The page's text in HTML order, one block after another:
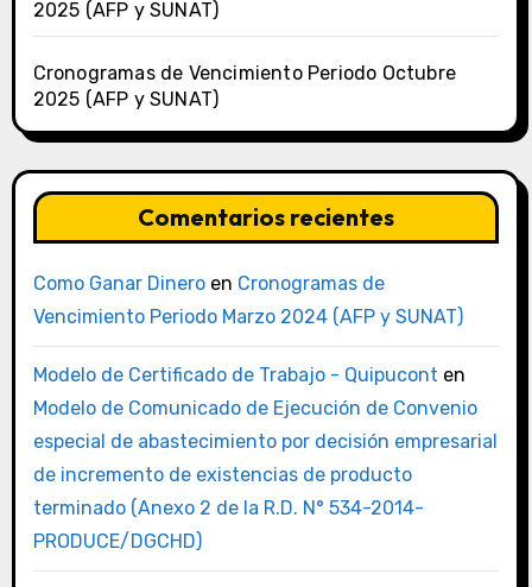
2025 (AFP y SUNAT)
Cronogramas de Vencimiento Periodo Octubre
2025 (AFP y SUNAT)
Comentarios recientes
Como Ganar Dineroen Cronogramas de
Vencimiento Periodo Marzo 2024 (AFP y SUNAT)
Modelo de Certificado de Trabajo - Quipucont en
Modelo de Comunicado de Ejecución de Convenio
especial de abastecimiento por decisión empresarial
de incremento de existencias de producto
terminado (Anexo 2 de la R.D. N° 534-2014-
PRODUCE/DGCHD)